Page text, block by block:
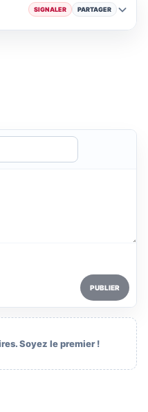
SIGNALER PARTAGER
PUBLIER
Soyez le premier !